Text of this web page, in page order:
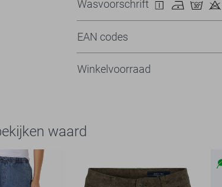
Wasvoorschrift
EAN codes
Winkelvoorraad
waard